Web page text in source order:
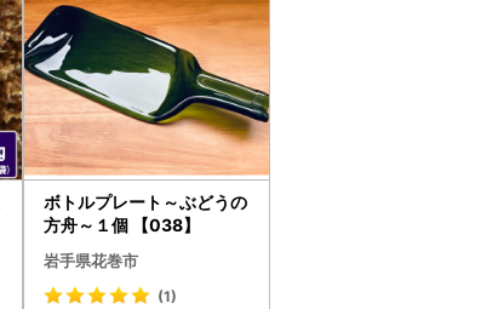
ボトルプレート～ぶどうの
方舟～１個 【038】
岩手県花巻市
(1)